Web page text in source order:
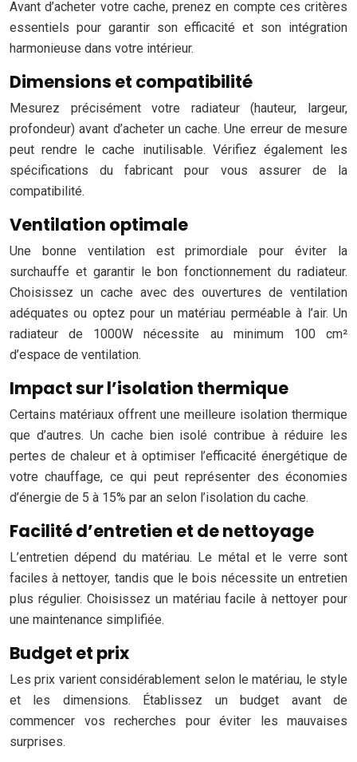
Avant d’acheter votre cache, prenez en compte ces critères
essentiels pour garantir son efficacité et son intégration
harmonieuse dans votre intérieur.
Dimensions et compatibilité
Mesurez précisément votre radiateur (hauteur, largeur,
profondeur) avant d’acheter un cache. Une erreur de mesure
peut rendre le cache inutilisable. Vérifiez également les
spécifications du fabricant pour vous assurer de la
compatibilité.
Ventilation optimale
Une bonne ventilation est primordiale pour éviter la
surchauffe et garantir le bon fonctionnement du radiateur.
Choisissez un cache avec des ouvertures de ventilation
adéquates ou optez pour un matériau perméable à l’air. Un
radiateur de 1000W nécessite au minimum 100 cm²
d’espace de ventilation.
Impact sur l’isolation thermique
Certains matériaux offrent une meilleure isolation thermique
que d’autres. Un cache bien isolé contribue à réduire les
pertes de chaleur et à optimiser l’efficacité énergétique de
votre chauffage, ce qui peut représenter des économies
d’énergie de 5 à 15% par an selon l’isolation du cache.
Facilité d’entretien et de nettoyage
L’entretien dépend du matériau. Le métal et le verre sont
faciles à nettoyer, tandis que le bois nécessite un entretien
plus régulier. Choisissez un matériau facile à nettoyer pour
une maintenance simplifiée.
Budget et prix
Les prix varient considérablement selon le matériau, le style
et les dimensions. Établissez un budget avant de
commencer vos recherches pour éviter les mauvaises
surprises.